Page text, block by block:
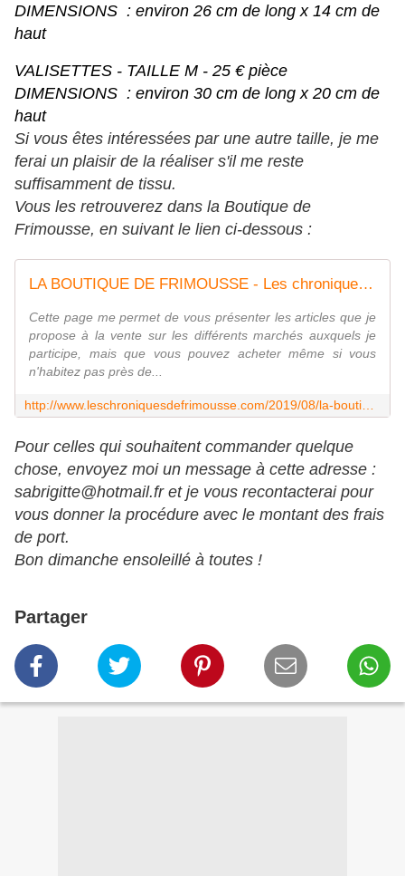
DIMENSIONS : environ 26 cm de long x 14 cm de
haut
VALISETTES - TAILLE M - 25 € pièce
DIMENSIONS : environ 30 cm de long x 20 cm de
haut
Si vous êtes intéressées par une autre taille, je me
ferai un plaisir de la réaliser s'il me reste
suffisamment de tissu.
Vous les retrouverez dans la Boutique de
Frimousse, en suivant le lien ci-dessous :
LA BOUTIQUE DE FRIMOUSSE - Les chroniques de Frimousse
Cette page me permet de vous présenter les articles que je
propose à la vente sur les différents marchés auxquels je
participe, mais que vous pouvez acheter même si vous
n'habitez pas près de...
Pour celles qui souhaitent commander quelque
chose, envoyez moi un message à cette adresse :
sabrigitte@hotmail.fr et je vous recontacterai pour
vous donner la procédure avec le montant des frais
de port.
Bon dimanche ensoleillé à toutes !
Partager